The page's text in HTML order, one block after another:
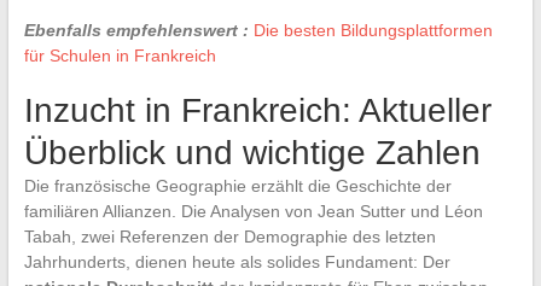
Ebenfalls empfehlenswert : Die besten Bildungsplattformen
für Schulen in Frankreich
Inzucht in Frankreich: Aktueller
Überblick und wichtige Zahlen
Die französische Geographie erzählt die Geschichte der
familiären Allianzen. Die Analysen von Jean Sutter und Léon
Tabah, zwei Referenzen der Demographie des letzten
Jahrhunderts, dienen heute als solides Fundament: Der